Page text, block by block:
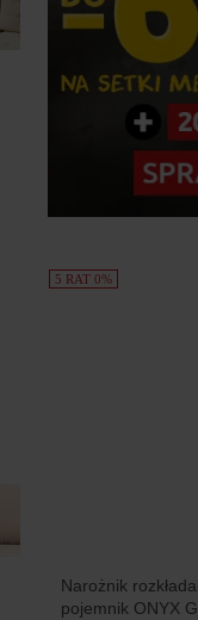
5 RAT 0%
Narożnik
pojemnik ONYX